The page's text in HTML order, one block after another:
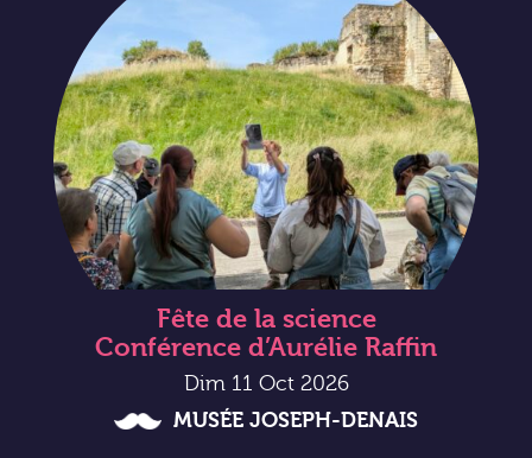
Fête de la science
Conférence d’Aurélie Raffin
Dim 11 Oct 2026
MUSÉE JOSEPH-DENAIS